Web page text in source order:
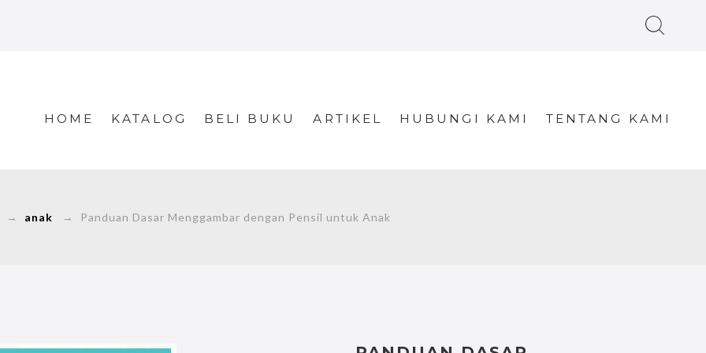
HOME KATALOG BELI BUKU ARTIKEL HUBUNGI KAMI TENTANG KAMI
anak → Panduan Dasar Menggambar dengan Pensil untuk Anak